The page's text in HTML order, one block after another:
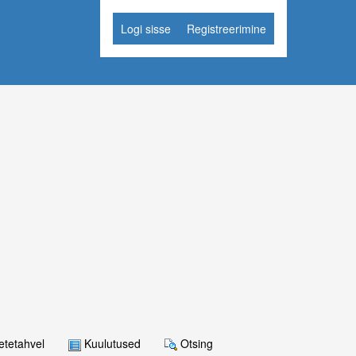
Logi sisse Registreerimine
Kuulutused Otsing